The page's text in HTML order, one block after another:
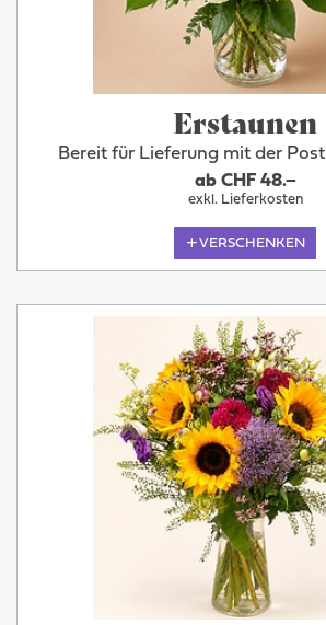
Erstaunen
Bereit für Lieferung mit der Post
ab CHF 48.–
exkl. Lieferkosten
VERSCHENKEN